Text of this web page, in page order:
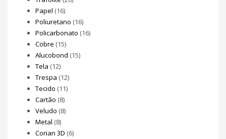
Papel (16)
Poliuretano (16)
Policarbonato (16)
Cobre (15)
Alucobond (15)
Tela (12)
Trespa (12)
Tecido (11)
Cartão (8)
Veludo (8)
Metal (8)
Corian 3D (6)